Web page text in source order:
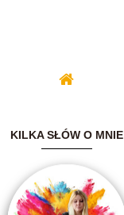
KILKA SŁÓW O MNIE